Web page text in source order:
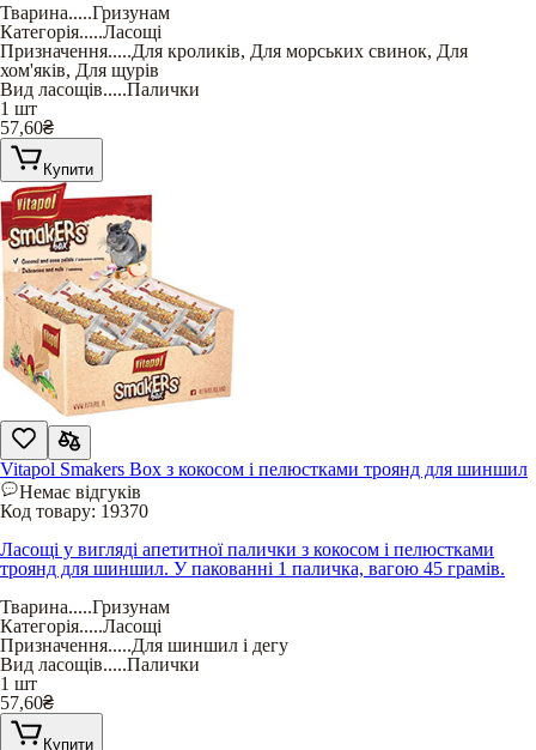
Тварина.....Гризунам
Категорія.....Ласощі
Призначення.....Для кроликів, Для морських свинок, Для
хом'яків, Для щурів
Вид ласощів.....Палички
1 шт
57,60₴
Купити
Vitapol Smakers Box з кокосом і пелюстками троянд для шиншил
Немає відгуків
Код товару: 19370
Ласощі у вигляді апетитної палички з кокосом і пелюстками
троянд для шиншил. У пакованні 1 паличка, вагою 45 грамів.
Тварина.....Гризунам
Категорія.....Ласощі
Призначення.....Для шиншил і дегу
Вид ласощів.....Палички
1 шт
57,60₴
Купити